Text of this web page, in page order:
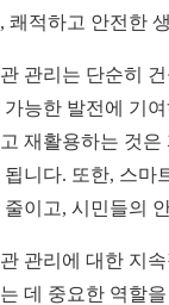
쾌적하고 안전한
관리는 단순히
가능한 발전에 기
재활용하는 것은
됩니다. 또한, 스마
줄이고, 시민들의
관리에 대한 지
데 중요한 역할